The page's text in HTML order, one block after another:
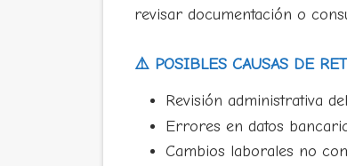
revisar documentación o
⚠️ POSIBLES CAUSAS DE
Revisión administrativa
Errores en datos
Cambios laborales no